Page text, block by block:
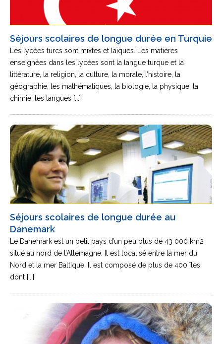
Séjours scolaires de longue durée en Turquie
Les lycées turcs sont mixtes et laïques. Les matières
enseignées dans les lycées sont la langue turque et la
littérature, la religion, la culture, la morale, l’histoire, la
géographie, les mathématiques, la biologie, la physique, la
chimie, les langues [...]
Séjours scolaires de longue durée au
Danemark
Le Danemark est un petit pays d’un peu plus de 43 000 km2
situé au nord de l’Allemagne. Il est localisé entre la mer du
Nord et la mer Baltique. Il est composé de plus de 400 îles
dont [...]